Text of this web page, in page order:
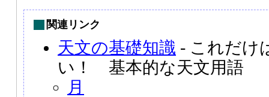
関連リンク
天文の基礎知識 - これだけ
い！ 基本的な天文用語
月